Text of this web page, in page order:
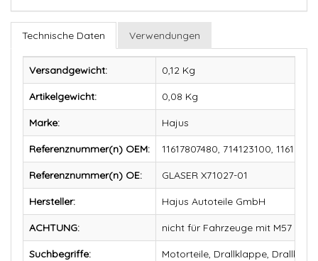
Technische Daten Verwendungen
Versandgewicht: 0,12 Kg
Artikelgewicht: 0,08 Kg
Marke: Hajus
Referenznummer(n) OEM: 11617807480, 714123100,
Referenznummer(n) OE: GLASER X71027-01
Hersteller: Hajus Autoteile GmbH
ACHTUNG: nicht für Fahrzeuge mit M57 und
Suchbegriffe: Motorteile, Drallklappe,